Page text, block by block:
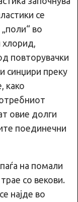
се
во
повторувачки
синџири преку
како
овие долги
поединечни
на помали
со векови.
најде во